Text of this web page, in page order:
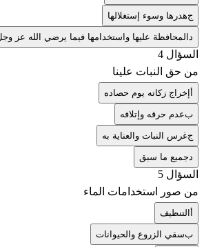
جهدرها وسوء إستغلالها
المحافظة عليها واستخدامها فيما يرضي الله عز وجل
السؤال 4
من حق النبات علينا
إخراج زكاته يوم حصاده
بعدم حرقه وإتلافه
جغرس النبات والعناية به
جميع ما سبق
السؤال 5
من صور استخدامات الماء
التنظيف
بسقي الزروع والحيوانات